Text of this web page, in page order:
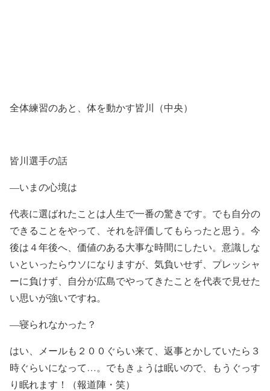
全体練習のあと、体を動かす皆川（中央）
皆川選手の話
―いまの心境は
代表に選ばれたことは人生で一番の驚きです。でも自分の
できることをやって、それを評価してもらったと思う。今
後は４年後へ、価値のある大事な時間にしたい。意識しな
いといったらウソになりますが、気負いせず、プレッシャ
ーに負けず、自分が広島でやってきたことを代表で見せた
い思いが強いですね。
―寝られなかった？
はい、メールも２００ぐらい来て、返事とかしていたら３
時ぐらいになって…。でもきょうは眠いので、もうぐっす
り眠れます！（報道陣・笑）